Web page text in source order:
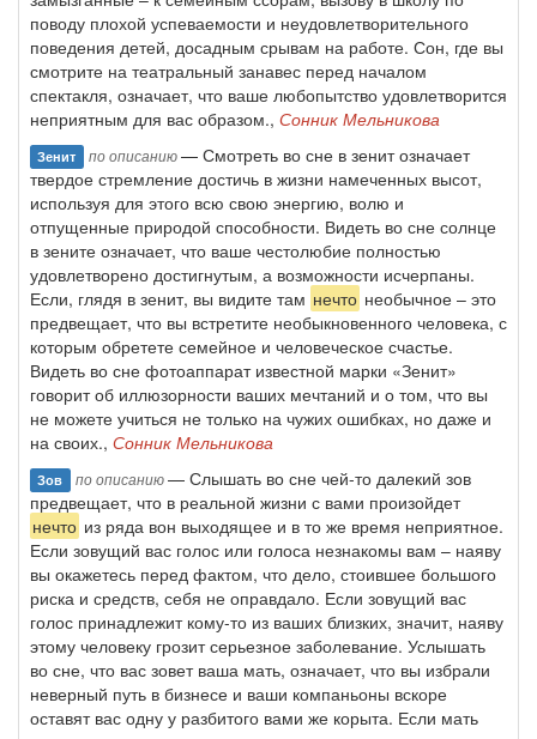
поводу плохой успеваемости и неудовлетворительного
поведения детей, досадным срывам на работе. Сон, где вы
смотрите на театральный занавес перед началом
спектакля, означает, что ваше любопытство удовлетворится
неприятным для вас образом., Сонник Мельникова
Зенит по описанию— Смотреть во сне в зенит означает
твердое стремление достичь в жизни намеченных высот,
используя для этого всю свою энергию, волю и
отпущенные природой способности. Видеть во сне солнце
в зените означает, что ваше честолюбие полностью
удовлетворено достигнутым, а возможности исчерпаны.
Если, глядя в зенит, вы видите там нечто необычное – это
предвещает, что вы встретите необыкновенного человека, с
которым обретете семейное и человеческое счастье.
Видеть во сне фотоаппарат известной марки «Зенит»
говорит об иллюзорности ваших мечтаний и о том, что вы
не можете учиться не только на чужих ошибках, но даже и
на своих., Сонник Мельникова
Зов по описанию— Слышать во сне чей-то далекий зов
предвещает, что в реальной жизни с вами произойдет
нечто из ряда вон выходящее и в то же время неприятное.
Если зовущий вас голос или голоса незнакомы вам – наяву
вы окажетесь перед фактом, что дело, стоившее большого
риска и средств, себя не оправдало. Если зовущий вас
голос принадлежит кому-то из ваших близких, значит, наяву
этому человеку грозит серьезное заболевание. Услышать
во сне, что вас зовет ваша мать, означает, что вы избрали
неверный путь в бизнесе и ваши компаньоны вскоре
оставят вас одну у разбитого вами же корыта. Если мать